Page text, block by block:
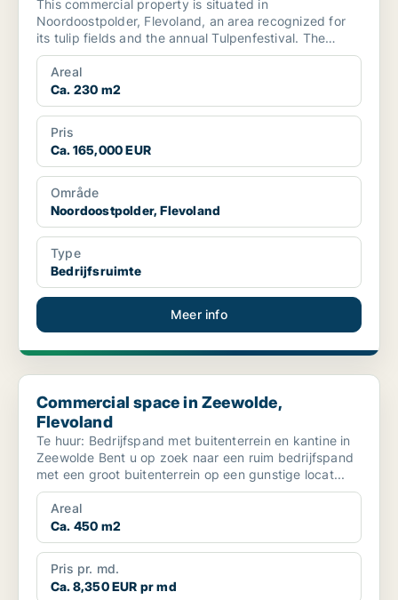
This commercial property is situated in
Noordoostpolder, Flevoland, an area recognized for
its tulip fields and the annual Tulpenfestival. The
building featu...
Areal
Ca. 230 m2
Pris
Ca. 165,000 EUR
Område
Noordoostpolder, Flevoland
Type
Bedrijfsruimte
Meer info
Commercial space in Zeewolde, Flevoland
Commercial space in Zeewolde,
Flevoland
Te huur: Bedrijfspand met buitenterrein en kantine in
Zeewolde Bent u op zoek naar een ruim bedrijfspand
met een groot buitenterrein op een gunstige locat...
Areal
Ca. 450 m2
Pris pr. md.
Ca. 8,350 EUR pr md